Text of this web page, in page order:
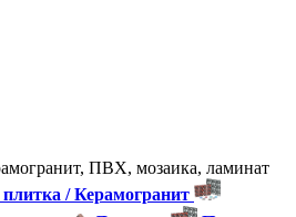
ПВХ, мозаика, ламинат
/ Керамогранит